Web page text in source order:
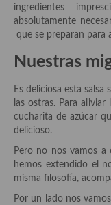
aditivos
Especias, mezclas de
Hierbas aromáticas
Aceites
Mojos y pastas
Salsas y mojos
Adobos
ingredientes
absolutamente
que se preparan para
Nuestras
Es deliciosa esta
las ostras. Para
cucharita de azúcar
delicioso.
Pero no nos vamos
hemos extendido el
misma filosofía,
Por un lado nos